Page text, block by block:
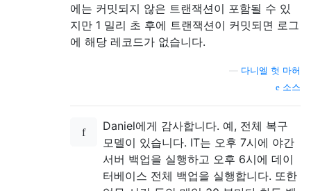
에는 커밋되지 않은 트랜잭션이 포함될 수 있
지만 1 밀리 초 후에 트랜잭션이 커밋되면 로그
에 해당 레코드가 없습니다.
다니엘 헛 마허
소스
Daniel에게 감사합니다. 예, 전체 복구
모델이 있습니다. IT는 오후 7시에 야간
서버 백업을 실행하고 오후 6시에 데이
터베이스 전체 백업을 실행합니다. 또한